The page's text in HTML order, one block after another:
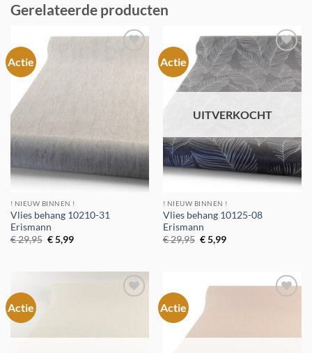
Gerelateerde producten
Actie
! NIEUW BINNEN !
Vlies behang 10210-31
Erismann
€29,95 Oorspronkelijke
prijs
€5,99Huidige
Actie
Toevoegen
aan
verlanglijst
UITVERKOCHT
! NIEUW BINNEN !
Vlies behang 10125-08
Erismann
€29,95 Oorspronkelijke
prijs
€5,99Huidige
Actie Actie